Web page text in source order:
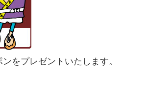
をプレゼントいたします。